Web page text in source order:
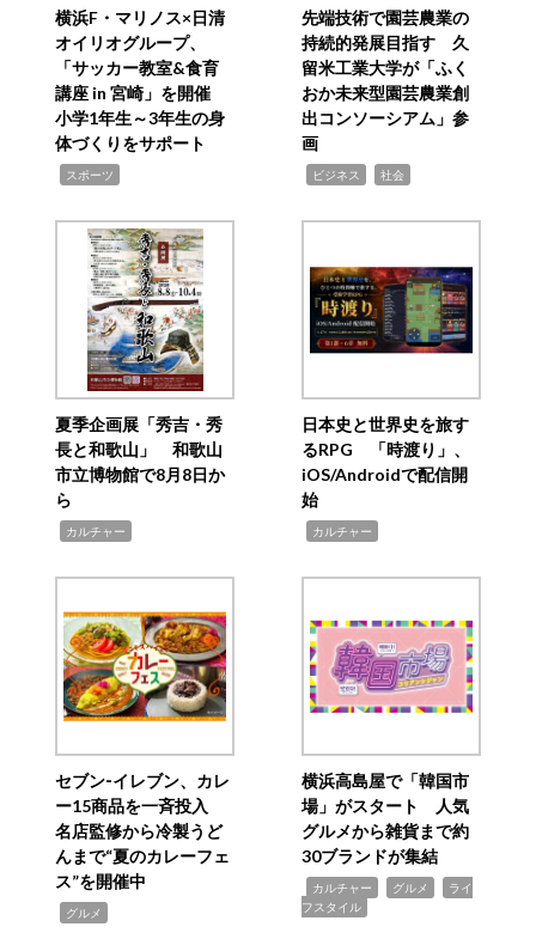
横浜F・マリノス×日清
オイリオグループ、
「サッカー教室&食育
講座 in 宮崎」を開催
小学1年生～3年生の身
体づくりをサポート
スポーツ
先端技術で園芸農業の
持続的発展目指す 久
留米工業大学が「ふく
おか未来型園芸農業創
出コンソーシアム」参
画
ビジネス 社会
夏季企画展「秀吉・秀
長と和歌山」 和歌山
市立博物館で8月8日か
ら
カルチャー
日本史と世界史を旅す
るRPG 「時渡り」、
iOS/Androidで配信開
始
カルチャー
セブン‐イレブン、カレ
ー15商品を一斉投入
名店監修から冷製うど
んまで“夏のカレーフェ
ス”を開催中
グルメ
横浜高島屋で「韓国市
場」がスタート 人気
グルメから雑貨まで約
30ブランドが集結
カルチャー グルメ
ライ
フスタイル